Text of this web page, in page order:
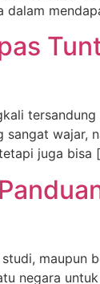
dalam
wajar,
juga bisa
maupun
negara